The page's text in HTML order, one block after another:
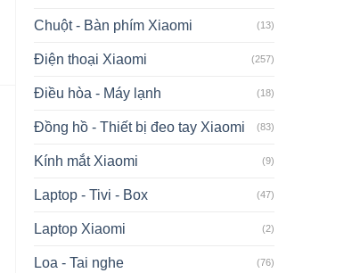
Chuột - Bàn phím Xiaomi (13)
Điện thoại Xiaomi (257)
Điều hòa - Máy lạnh (18)
Đồng hồ - Thiết bị đeo tay Xiaomi (83)
Kính mắt Xiaomi (9)
Laptop - Tivi - Box (47)
Laptop Xiaomi (2)
Loa - Tai nghe (76)